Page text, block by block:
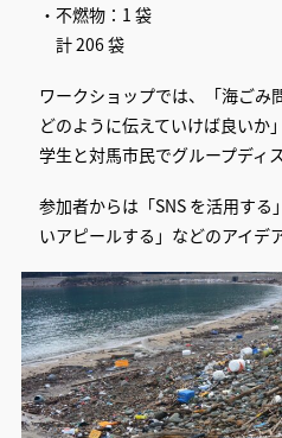
・不燃物：1 袋
計 206 袋
ワークショップでは、「海ごみ
どのように伝えていけば良いか
学生と対馬市民でグループディ
参加者からは「SNS を活用す
いアピールする」などのアイデ